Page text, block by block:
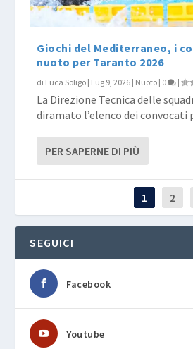
Giochi del Mediterraneo, i
nuoto per Taranto 2026
di Luca Soligo | Lug 9, 2026 | Nuoto | 0 |
La Direzione Tecnica delle
diramato l’elenco dei convocati
PER SAPERNE DI PIÙ
1 2
SEGUICI
Facebook
Youtube